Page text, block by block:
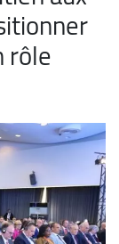
rôle